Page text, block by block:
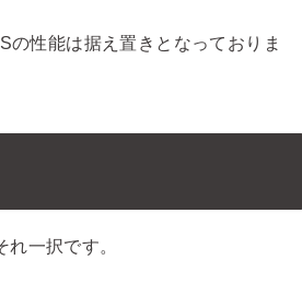
性能は据え置きとなっておりま
れ一択です。